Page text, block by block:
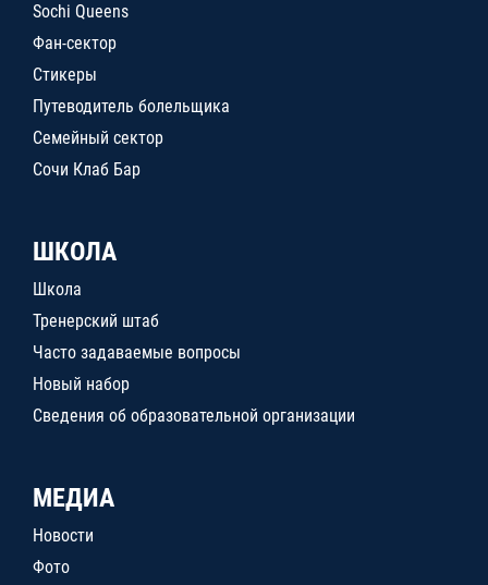
Sochi Queens
Фан-сектор
Стикеры
Путеводитель болельщика
Семейный сектор
Сочи Клаб Бар
ШКОЛА
Школа
Тренерский штаб
Часто задаваемые вопросы
Новый набор
Сведения об образовательной организации
МЕДИА
Новости
Фото